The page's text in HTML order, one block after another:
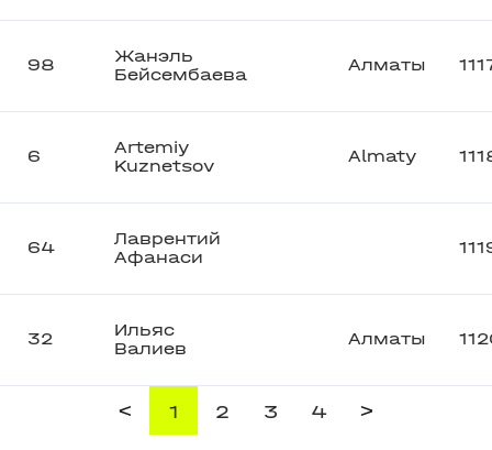
98
Жанэль
Бейсембаева
Алматы
6
Artemiy
Kuznetsov
Almaty
64
Лаврентий
Афанаси
32
Ильяс
Валиев
Алматы
< 1 2 3 4 >